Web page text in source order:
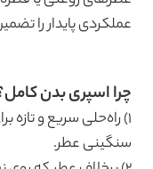
عملکردی پایدار را
چرا اسپری بدن
۱) راه‌حلی سریع و تازه
سنگینی عطر.